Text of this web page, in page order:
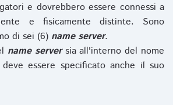
e dovrebbero essere connessi a
e fisicamente distinte. Sono
di sei (6) name server.
name serversia all'interno del nome
essere specificato anche il suo